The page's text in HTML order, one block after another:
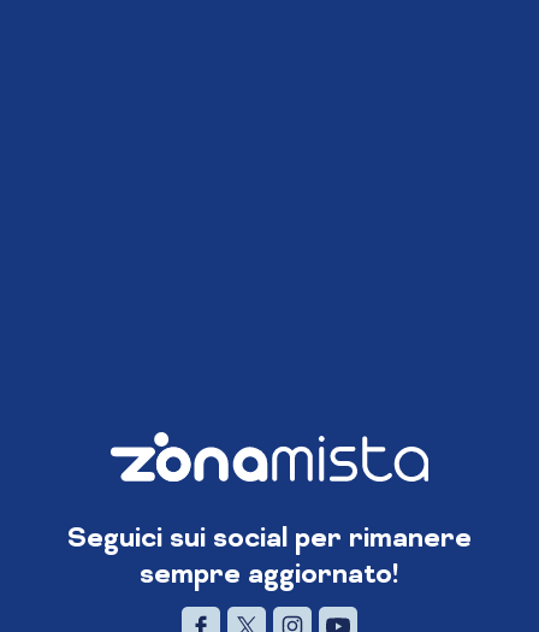
Seguici sui social per rimanere
sempre aggiornato!